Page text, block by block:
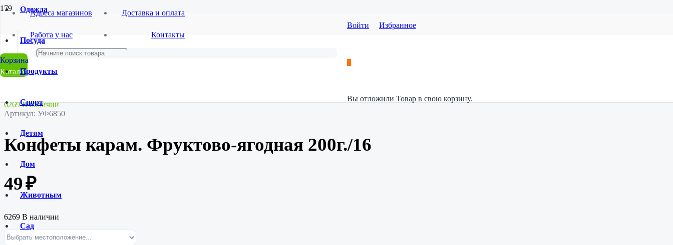
Адреса магазинов
Работа у нас
Доставка и оплата
Контакты
Каталог
Войти Избранное
Вы отложили Товарв свою корзину.
Одежда
Посуда
Продукты
Спорт
Детям
Дом
Животным
Сад
Главная
Магазин
Продукты и напитки
Конфеты и печенье
Конфеты карам. Фруктово-ягодная 200г./16
6269 В наличии
Артикул: УФ6850
Конфеты карам. Фруктово-ягодная 200г./16
49₽
6269 В наличии